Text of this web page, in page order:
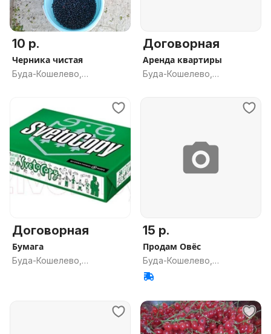
10 р.
Черника чистая
Буда-Кошелево,
Договорная
Аренда квартиры
Буда-Кошелево,
Договорная
Бумага
Буда-Кошелево,
15 р.
Продам Овёс
Буда-Кошелево,
Гомельская обл.